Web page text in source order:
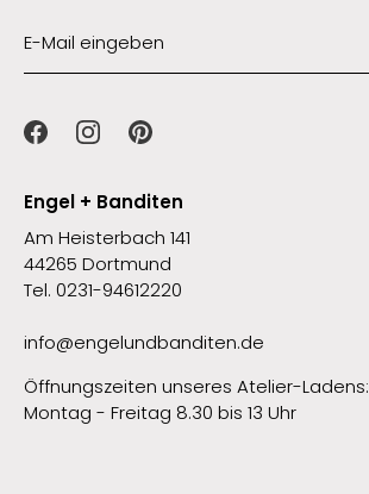
Engel + Banditen
Am Heisterbach 141
44265 Dortmund
Tel. 0231-94612220
info@engelundbanditen.de
Öffnungszeiten unseres Atelier-Ladens:
Montag - Freitag 8.30 bis 13 Uhr